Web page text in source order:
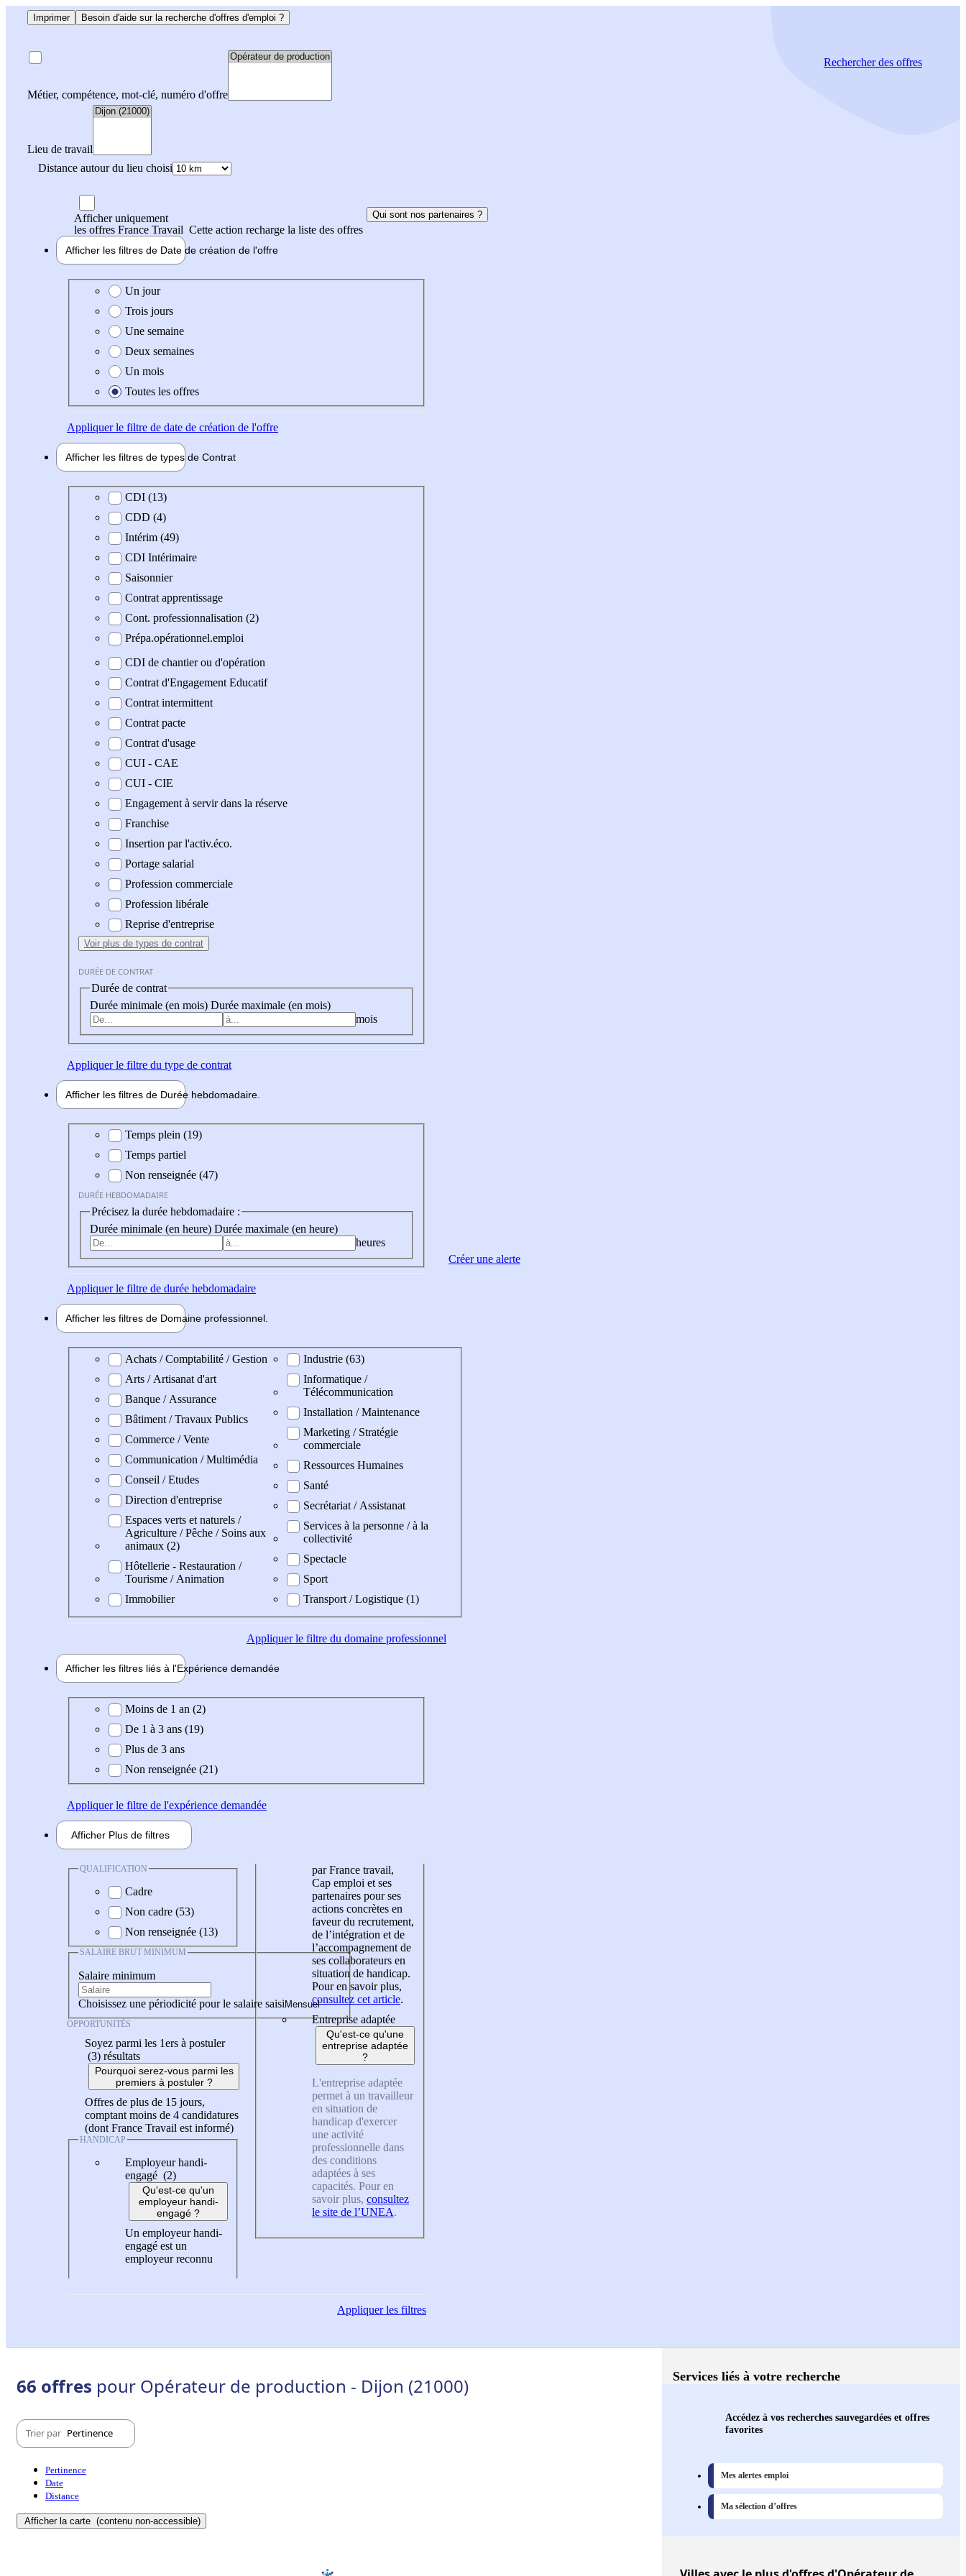
Imprimer Besoin d'aide sur la recherche d'offres d'emploi ?
Métier, compétence, mot-clé, numéro d'offre
Lieu de travail
Distance autour du lieu choisi
Rechercherdes offres
Afficher uniquement
les offres France Travail Cette action recharge la liste des offres
Qui sont nos partenaires ?
Afficher les filtres de Date de création de l'offre
Date de création de l'offre
Un jour
Trois jours
Une semaine
Deux semaines
Un mois
Toutes les offres
Appliquerle filtre de date de création de l'offre
Afficher les filtres de types de Contrat
Type de contratCDI (13)
CDD (4)
Intérim (49)
CDI Intérimaire
Saisonnier
Contrat apprentissage
Cont. professionnalisation (2)
Prépa.opérationnel.emploi
CDI de chantier ou d'opération
Contrat d'Engagement Educatif
Contrat intermittent
Contrat pacte
Contrat d'usage
CUI - CAE
CUI - CIE
Engagement à servir dans la réserve
Franchise
Insertion par l'activ.éco.
Portage salarial
Profession commerciale
Profession libérale
Reprise d'entreprise
Voir plus de types de contrat
DURÉE DE CONTRAT
Durée de contrat
Durée minimale (en mois) Durée maximale (en mois)
mois
Appliquerle filtre du type de contrat
Afficher les filtres de Durée hebdomadaire
Durée hebdomadaire
Temps plein (19)
Temps partiel
Non renseignée (47)
DURÉE HEBDOMADAIRE
Précisez la durée hebdomadaire :
Durée minimale (en heure) Durée maximale (en heure)
heures
Appliquerle filtre de durée hebdomadaire
Afficher les filtres de Domaine professionnel
Domaine professionel
Achats / Comptabilité / Gestion
Arts / Artisanat d'art
Banque / Assurance
Bâtiment / Travaux Publics
Commerce / Vente
Communication / Multimédia
Conseil / Etudes
Direction d'entreprise
Espaces verts et naturels /
Agriculture / Pêche / Soins aux
animaux (2)
Hôtellerie - Restauration /
Tourisme / Animation
Immobilier
Industrie (63)
Informatique /
Télécommunication
Installation / Maintenance
Marketing / Stratégie
commerciale
Ressources Humaines
Santé
Secrétariat / Assistanat
Services à la personne / à la
collectivité
Spectacle
Sport
Transport / Logistique (1)
Appliquerle filtre du domaine professionnel
Afficher les filtres liés à l'Expérience demandée
Expérience demandée
Moins de 1 an (2)
De 1 à 3 ans (19)
Plus de 3 ans
Non renseignée (21)
Appliquerle filtre de l'expérience demandée
Afficher Plus de filtres
QUALIFICATION
Cadre
Non cadre (53)
Non renseignée (13)
SALAIRE BRUT MINIMUM
Salaire minimum
Choisissez une périodicité pour le salaire saisi
OPPORTUNITÉS
Soyez parmi les 1ers à postuler
(3) résultats
Pourquoi serez-vous parmi les
premiers à postuler ?
Offres de plus de 15 jours,
comptant moins de 4 candidatures
(dont France Travail est informé)
HANDICAP
Employeur handi-
engagé (2)
Qu'est-ce qu'un
employeur handi-
engagé ?
Un employeur handi-
engagé est un
employeur reconnu
par France travail,
Cap emploi et ses
partenaires pour ses
actions concrètes en
faveur du recrutement,
de l’intégration et de
l’accompagnement de
ses collaborateurs en
situation de handicap.
Pour en savoir plus,
consultez cet article.
Entreprise adaptée
Qu'est-ce qu'une
entreprise adaptée
?
L'entreprise adaptée
permet à un travailleur
en situation de
handicap d'exercer
une activité
professionnelle dans
des conditions
adaptées à ses
capacités. Pour en
savoir plus, consultez
le site de l’UNEA.
Appliquerles filtres
Créer une alerte
66 offres pour Opérateur de production - Dijon (21000)
Trier par Pertinence
Pertinence
Date
Distance
Afficher la carte (contenu non-accessible)
Services liés à votre recherche
Accédez à vos recherches sauvegardées et offres
favorites
Mes alertes emploi
Ma sélection d’offres